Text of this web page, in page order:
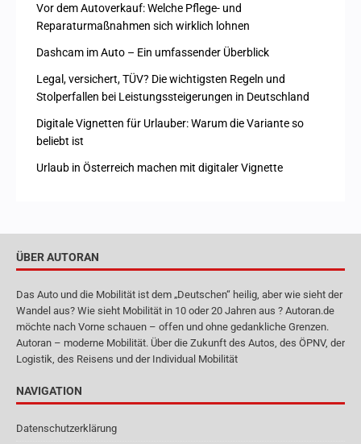
Vor dem Autoverkauf: Welche Pflege- und
Reparaturmaßnahmen sich wirklich lohnen
Dashcam im Auto – Ein umfassender Überblick
Legal, versichert, TÜV? Die wichtigsten Regeln und
Stolperfallen bei Leistungssteigerungen in Deutschland
Digitale Vignetten für Urlauber: Warum die Variante so
beliebt ist
Urlaub in Österreich machen mit digitaler Vignette
ÜBER AUTORAN
Das Auto und die Mobilität ist dem „Deutschen“ heilig, aber wie sieht der
Wandel aus? Wie sieht Mobilität in 10 oder 20 Jahren aus ? Autoran.de
möchte nach Vorne schauen – offen und ohne gedankliche Grenzen.
Autoran – moderne Mobilität. Über die Zukunft des Autos, des ÖPNV, der
Logistik, des Reisens und der Individual Mobilität
NAVIGATION
Datenschutzerklärung